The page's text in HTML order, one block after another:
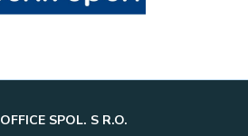
SPOL. S R.O.